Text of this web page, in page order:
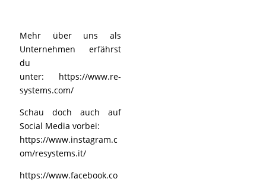
Mehr über uns als
Unternehmen erfährst
du
unter: https://www.re-
systems.com/
Schau doch auch auf
Social Media vorbei:
https://www.instagram.c
om/resystems.it/
https://www.facebook.co